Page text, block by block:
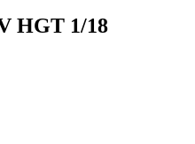
HGT 1/18